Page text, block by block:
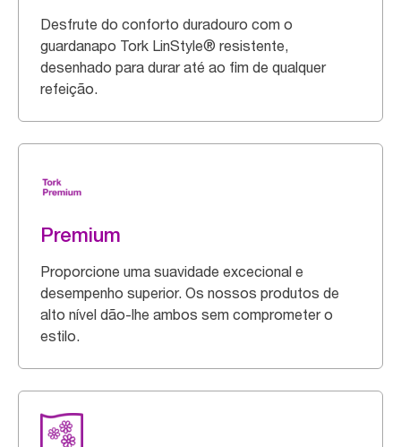
Desfrute do conforto duradouro com o
guardanapo Tork LinStyle® resistente,
desenhado para durar até ao fim de qualquer
refeição.
Premium
Proporcione uma suavidade excecional e
desempenho superior. Os nossos produtos de
alto nível dão-lhe ambos sem comprometer o
estilo.